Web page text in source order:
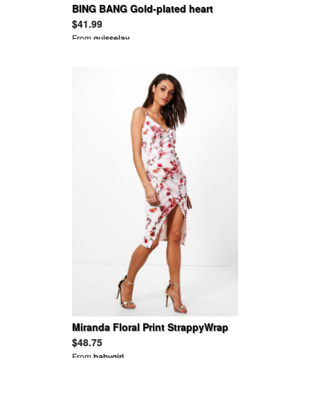
BING BANG Gold-plated heart
earrings
$41.99
Fromguisselav
Miranda Floral Print StrappyWrap
Midi Dress
$48.75
Frombabygirl